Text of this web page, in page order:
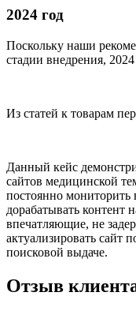
2024 год
Поскольку наши
стадии внедрения,
Из статей к товарам
Данный кейс
сайтов медицинской
постоянно мониторить
дорабатывать контент
впечатляющие, не
актуализировать сайт
поисковой выдаче.
Отзыв